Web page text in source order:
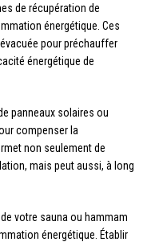
de récupération de
énergétique. Ces
pour préchauffer
énergétique de
panneaux solaires ou
compenser la
non seulement de
mais peut aussi, à long
votre sauna ou hammam
énergétique. Établir